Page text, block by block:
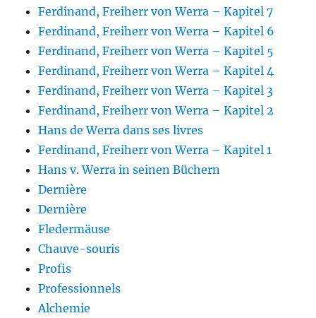
Ferdinand, Freiherr von Werra – Kapitel 7
Ferdinand, Freiherr von Werra – Kapitel 6
Ferdinand, Freiherr von Werra – Kapitel 5
Ferdinand, Freiherr von Werra – Kapitel 4
Ferdinand, Freiherr von Werra – Kapitel 3
Ferdinand, Freiherr von Werra – Kapitel 2
Hans de Werra dans ses livres
Ferdinand, Freiherr von Werra – Kapitel 1
Hans v. Werra in seinen Büchern
Dernière
Dernière
Fledermäuse
Chauve-souris
Profis
Professionnels
Alchemie